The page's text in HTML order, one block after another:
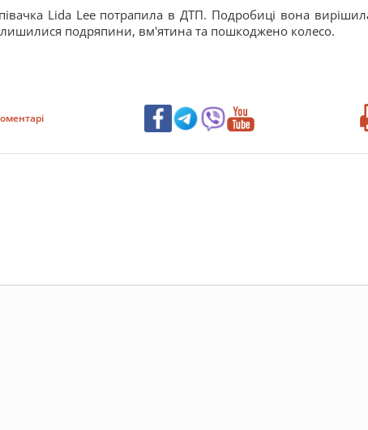
Lida Lee потрапила в ДТП. Подробиці вона
подряпини, вм'ятина та пошкоджено колесо.